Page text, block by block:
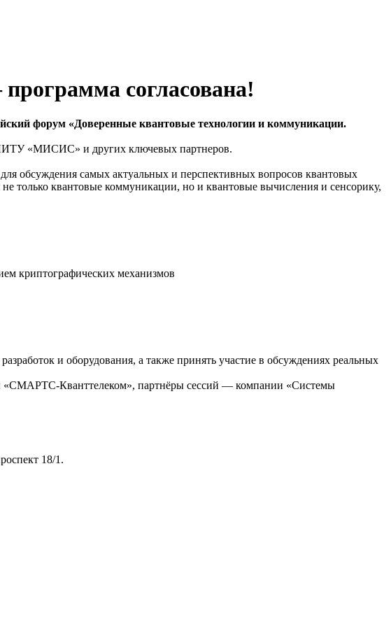
согласована!
форум «Доверенные квантовые технологии и коммуникации.
«МИСИС» и других ключевых партнеров.
обсуждения самых актуальных и перспективных вопросов квантовых
только квантовые коммуникации, но и квантовые вычисления и сенсорику,
криптографических механизмов
и оборудования, а также принять участие в обсуждениях реальных
Кванттелеком», партнёры сессий — компании «Системы
18/1.